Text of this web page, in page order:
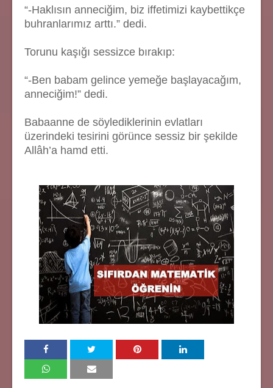
“-Haklısın anneciğim, biz iffetimizi kaybettikçe
buhranlarımız arttı.” dedi.
Torunu kaşığı sessizce bırakıp:
“-Ben babam gelince yemeğe başlayacağım,
anneciğim!” dedi.
Babaanne de söylediklerinin evlatları
üzerindeki tesirini görünce sessiz bir şekilde
Allâh’a hamd etti.